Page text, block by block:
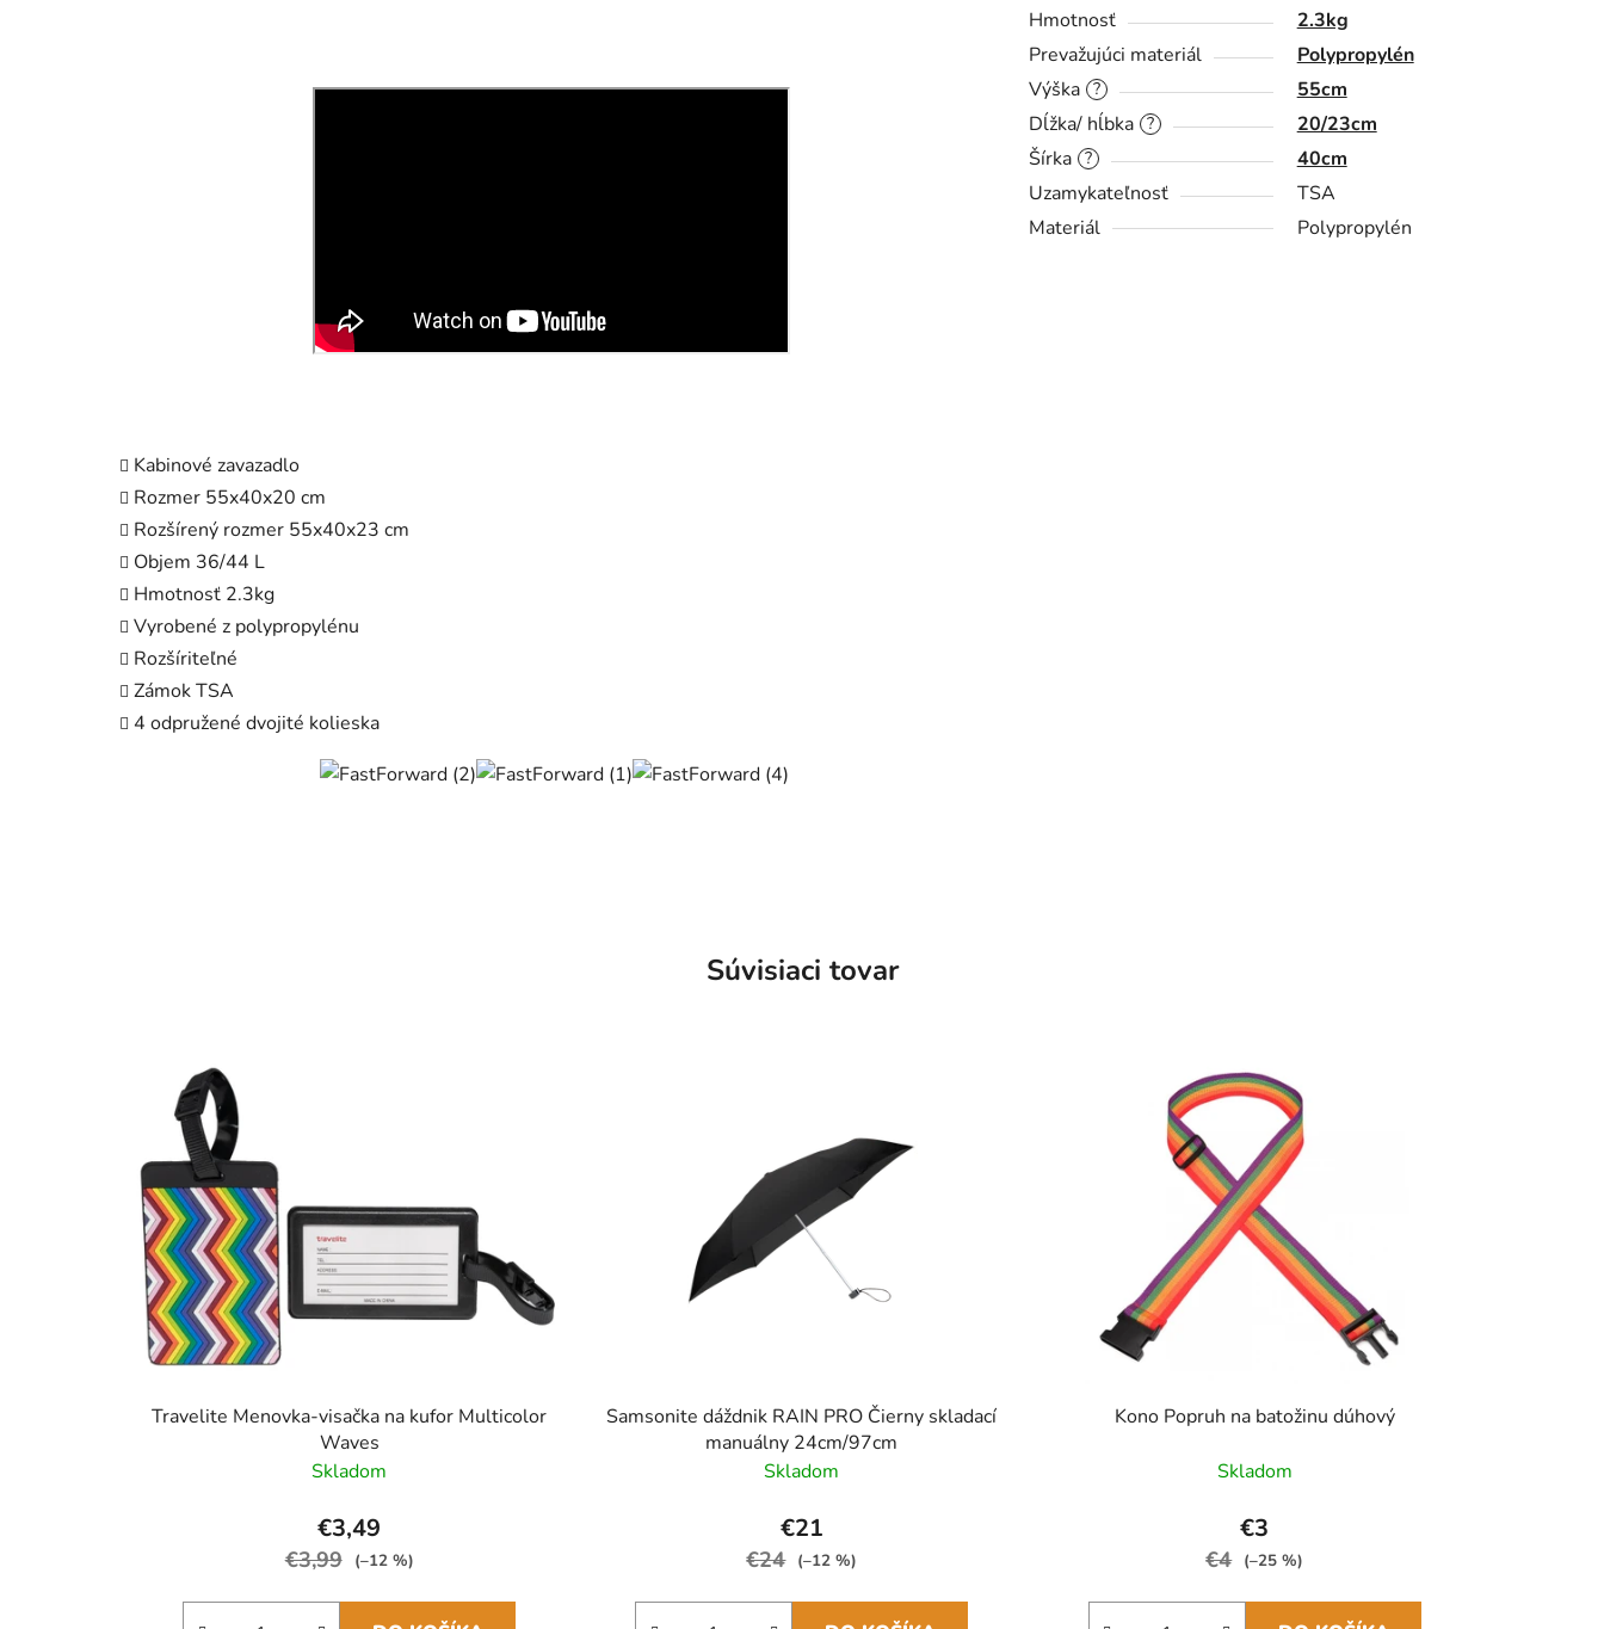
Kabinové zavazadlo
Rozmer 55x40x20 cm
Rozšírený rozmer 55x40x23 cm
Objem 36/44 L
Hmotnosť 2.3kg
Vyrobené z polypropylénu
Rozšíriteľné
Zámok TSA
4 odpružené dvojité kolieska
Hmotnosť
2.3kg
Prevažujúci materiál
Polypropylén
?
Výška 55cm
?
Dĺžka/ hĺbka 20/23cm
?
Šírka
40cm
Uzamykateľnosť
TSA
Materiál
Polypropylén
Súvisiaci tovar
Travelite Menovka-visačka na kufor Multicolor
Waves
Skladom
€3,49
€3,99 (–12 %)
Samsonite dáždnik RAIN PRO Čierny skladací
manuálny 24cm/97cm
Skladom
€21
€24 (–12 %)
Kono Popruh na batožinu dúhový
Skladom
€3
€4 (–25 %)